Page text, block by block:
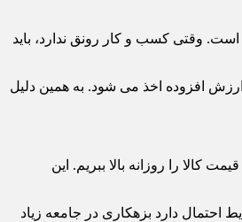
وقتی کسب و کار رونق ندارد، باید
ارزش افزوده اخذ می شود. به همین دلیل
کالا را روزانه بالا ببریم. این
احتمال دارد بزهکاری در جامعه زیاد